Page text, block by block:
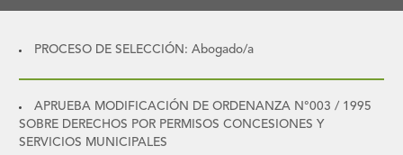
PROCESO DE SELECCIÓN: Abogado/a
APRUEBA MODIFICACIÓN DE ORDENANZA N°003 / 1995
SOBRE DERECHOS POR PERMISOS CONCESIONES Y
SERVICIOS MUNICIPALES